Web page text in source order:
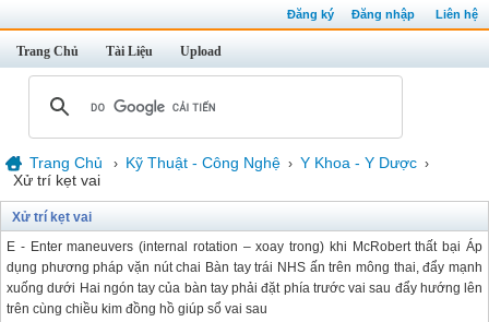
Đăng ký Đăng nhập Liên hệ
Trang Chủ Tài Liệu Upload
Trang Chủ › Kỹ Thuật - Công Nghệ › Y Khoa - Y Dược ›
Xử trí kẹt vai
Xử trí kẹt vai
E - Enter maneuvers (internal rotation – xoay trong) khi McRobert thất bại Áp
dụng phương pháp vặn nút chai Bàn tay trái NHS ấn trên mông thai, đẩy mạnh
xuống dưới Hai ngón tay của bàn tay phải đặt phía trước vai sau đẩy hướng lên
trên cùng chiều kim đồng hồ giúp sổ vai sau